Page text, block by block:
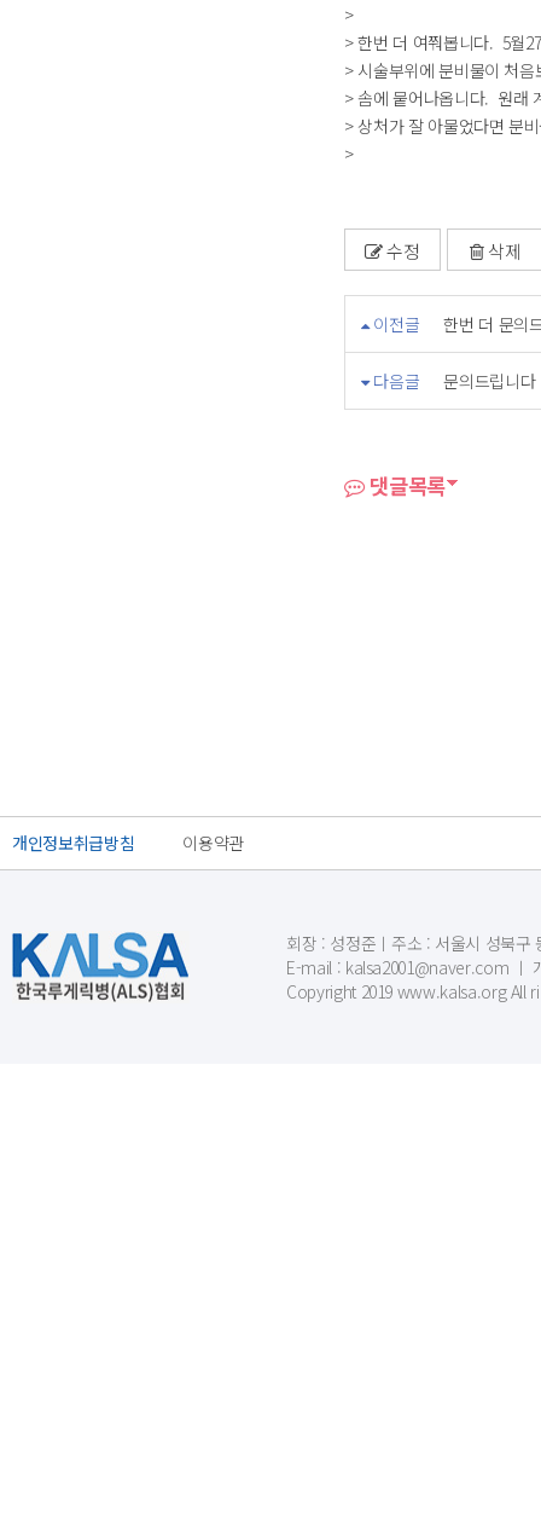
>
> 한번 더 여쭤봅니다. 5월
> 시술부위에 분비물이 처
> 솜에 뭍어나옵니다. 원래
> 상처가 잘 아물었다면 분
>
수정 삭제
이전글 한번 더 문의
다음글 문의드립니다
댓글목록
개인정보취급방침 이용약관
회장 : 성정준ㅣ주소 : 서울시 성북구
E-mail : kalsa2001@naver.com ㅣ
Copyright 2019 www.kalsa.org All